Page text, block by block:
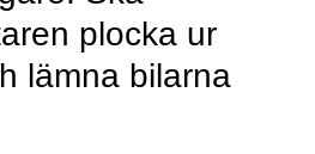
plocka ur
lämna bilarna